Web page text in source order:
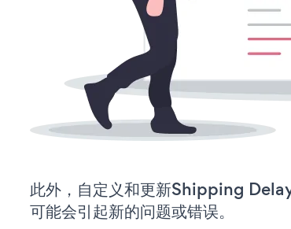
此外，自定义和更新Shipping
可能会引起新的问题或错误。